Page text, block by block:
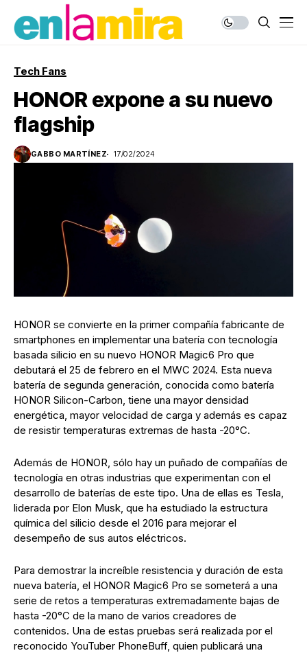
Tech Fans
HONOR expone a su nuevo
flagship
GABBO MARTÍNEZ 17/02/2024
HONOR se convierte en la primer compañía fabricante de
smartphones en implementar una batería con tecnología
basada silicio en su nuevo HONOR Magic6 Pro que
debutará el 25 de febrero en el MWC 2024. Esta nueva
batería de segunda generación, conocida como batería
HONOR Silicon-Carbon, tiene una mayor densidad
energética, mayor velocidad de carga y además es capaz
de resistir temperaturas extremas de hasta -20°C.
Además de HONOR, sólo hay un puñado de compañías de
tecnología en otras industrias que experimentan con el
desarrollo de baterías de este tipo. Una de ellas es Tesla,
liderada por Elon Musk, que ha estudiado la estructura
química del silicio desde el 2016 para mejorar el
desempeño de sus autos eléctricos.
Para demostrar la increíble resistencia y duración de esta
nueva batería, el HONOR Magic6 Pro se someterá a una
serie de retos a temperaturas extremadamente bajas de
hasta -20°C de la mano de varios creadores de
contenidos. Una de estas pruebas será realizada por el
reconocido YouTuber PhoneBuff, quien publicará una